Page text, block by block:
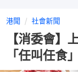
港聞 社會新聞
【消委會
「任叫任食